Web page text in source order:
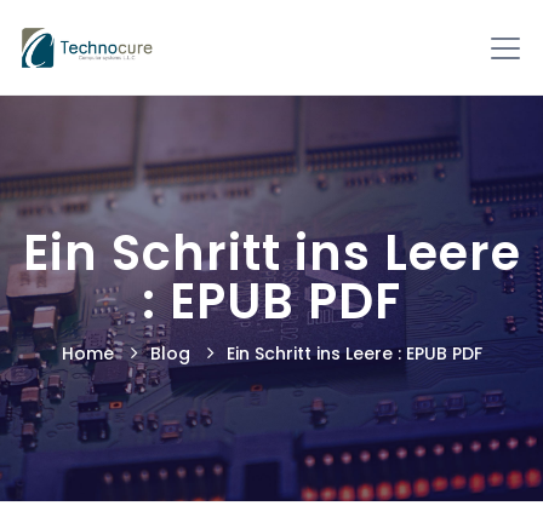
Ein Schritt ins Leere
: EPUB PDF
Home Blog Ein Schritt ins Leere : EPUB PDF